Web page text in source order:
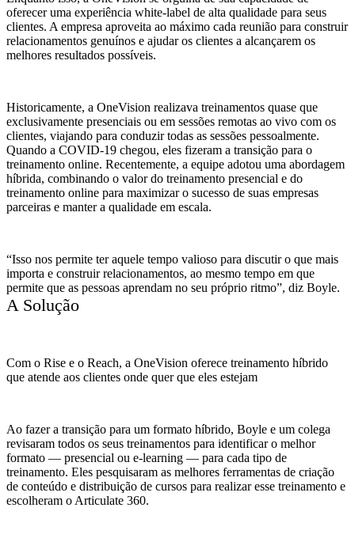
oferecer uma experiência white-label de alta qualidade para seus
clientes. A empresa aproveita ao máximo cada reunião para construir
relacionamentos genuínos e ajudar os clientes a alcançarem os
melhores resultados possíveis.
Historicamente, a OneVision realizava treinamentos quase que
exclusivamente presenciais ou em sessões remotas ao vivo com os
clientes, viajando para conduzir todas as sessões pessoalmente.
Quando a COVID-19 chegou, eles fizeram a transição para o
treinamento online. Recentemente, a equipe adotou uma abordagem
híbrida, combinando o valor do treinamento presencial e do
treinamento online para maximizar o sucesso de suas empresas
parceiras e manter a qualidade em escala.
“Isso nos permite ter aquele tempo valioso para discutir o que mais
importa e construir relacionamentos, ao mesmo tempo em que
permite que as pessoas aprendam no seu próprio ritmo”, diz Boyle.
A Solução
Com o Rise e o Reach, a OneVision oferece treinamento híbrido
que atende aos clientes onde quer que eles estejam
Ao fazer a transição para um formato híbrido, Boyle e um colega
revisaram todos os seus treinamentos para identificar o melhor
formato — presencial ou e-learning — para cada tipo de
treinamento. Eles pesquisaram as melhores ferramentas de criação
de conteúdo e distribuição de cursos para realizar esse treinamento e
escolheram o Articulate 360.